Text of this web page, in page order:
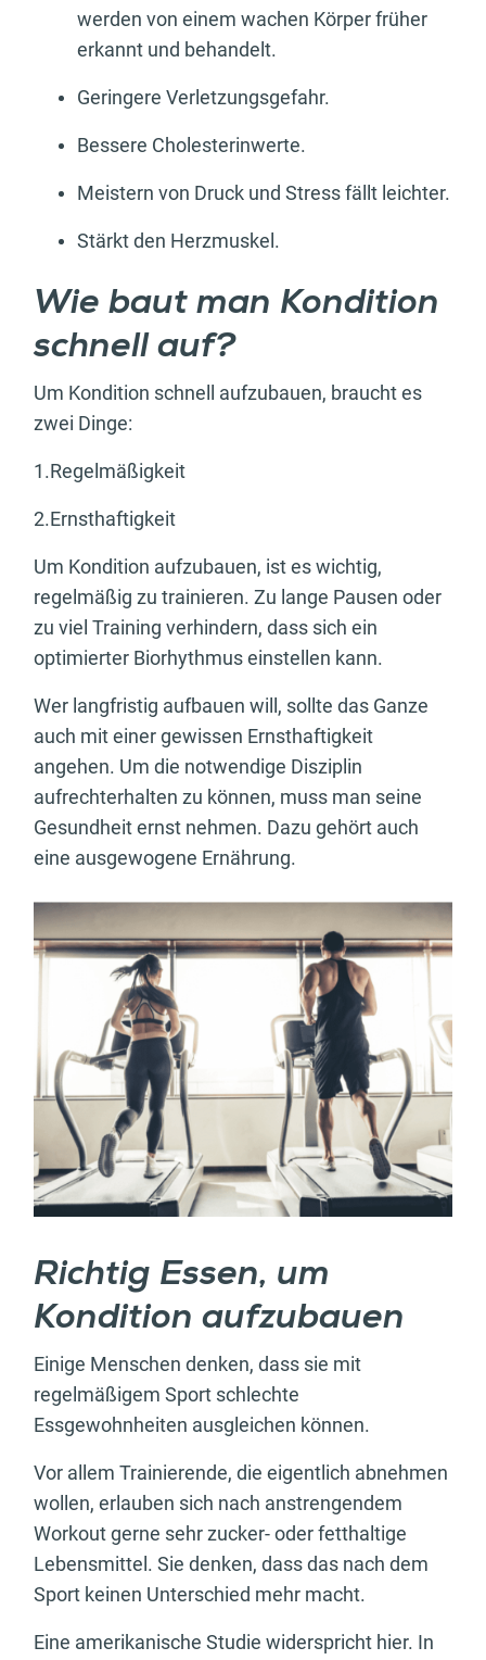
werden von einem wachen Körper früher
erkannt und behandelt.
Geringere Verletzungsgefahr.
Bessere Cholesterinwerte.
Meistern von Druck und Stress fällt leichter.
Stärkt den Herzmuskel.
Wie baut man Kondition
schnell auf?
Um Kondition schnell aufzubauen, braucht es
zwei Dinge:
1.Regelmäßigkeit
2.Ernsthaftigkeit
Um Kondition aufzubauen, ist es wichtig,
regelmäßig zu trainieren. Zu lange Pausen oder
zu viel Training verhindern, dass sich ein
optimierter Biorhythmus einstellen kann.
Wer langfristig aufbauen will, sollte das Ganze
auch mit einer gewissen Ernsthaftigkeit
angehen. Um die notwendige Disziplin
aufrechterhalten zu können, muss man seine
Gesundheit ernst nehmen. Dazu gehört auch
eine ausgewogene Ernährung.
Richtig Essen, um
Kondition aufzubauen
Einige Menschen denken, dass sie mit
regelmäßigem Sport schlechte
Essgewohnheiten ausgleichen können.
Vor allem Trainierende, die eigentlich abnehmen
wollen, erlauben sich nach anstrengendem
Workout gerne sehr zucker- oder fetthaltige
Lebensmittel. Sie denken, dass das nach dem
Sport keinen Unterschied mehr macht.
Eine amerikanische Studie widerspricht hier. In